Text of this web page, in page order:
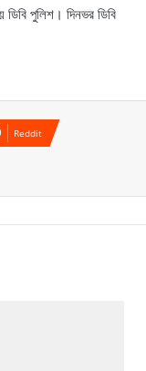
ডিবি পুলিশ। দিনভর ডিবি
Reddit